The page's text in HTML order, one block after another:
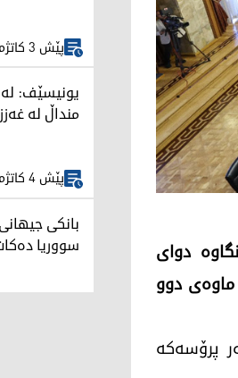
دوای
ماوەی دوو
پرۆسەکە
پێش 3 کاتژمێر
منداڵ لە
پێش 4 کاتژمێر
سووریا